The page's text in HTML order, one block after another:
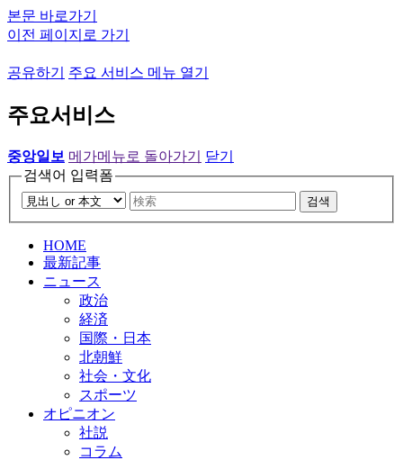
본문 바로가기
이전 페이지로 가기
공유하기 주요 서비스 메뉴 열기
주요서비스
중앙일보 메가메뉴로 돌아가기
닫기
검색어 입력폼
검색
HOME
最新記事
ニュース
政治
経済
国際・日本
北朝鮮
社会・文化
スポーツ
オピニオン
社説
コラム